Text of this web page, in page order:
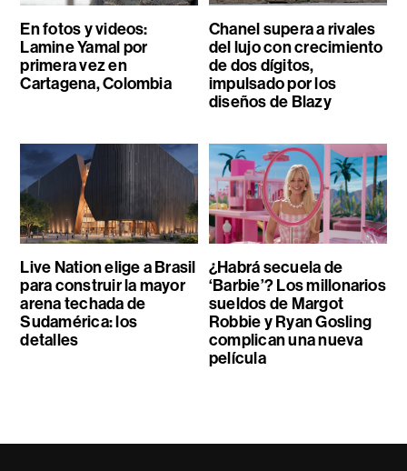
En fotos y videos:
Lamine Yamal por
primera vez en
Cartagena, Colombia
Chanel supera a rivales
del lujo con crecimiento
de dos dígitos,
impulsado por los
diseños de Blazy
Live Nation elige a Brasil
para construir la mayor
arena techada de
Sudamérica: los
detalles
¿Habrá secuela de
‘Barbie’? Los millonarios
sueldos de Margot
Robbie y Ryan Gosling
complican una nueva
película